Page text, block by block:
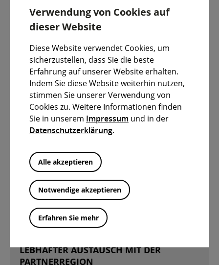
Verwendung von Cookies auf
dieser Website
Diese Website verwendet Cookies, um
sicherzustellen, dass Sie die beste
Erfahrung auf unserer Website erhalten.
Indem Sie diese Website weiterhin nutzen,
stimmen Sie unserer Verwendung von
Cookies zu. Weitere Informationen finden
Sie in unserem Impressum und in der
Datenschutzerklärung.
Alle akzeptieren
Notwendige akzeptieren
Erfahren Sie mehr
13.5.2026
FRANZÖSISCHE BERUFSSCHÜLER IM
BEZIRKSRATHAUS
Kürzlich besuchten rund 60 Austauschschüler
aus der französischen Schule Lycée Agricole La
Bezirksrathaus. Saint-Yrieix ist Teil der Region…
Weiterlesen
LEBHAFTER AUSTAUSCH MIT DER
PARTNERREGION
Weiterlesen